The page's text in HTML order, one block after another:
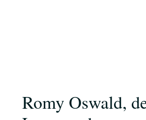
Romy Oswald,